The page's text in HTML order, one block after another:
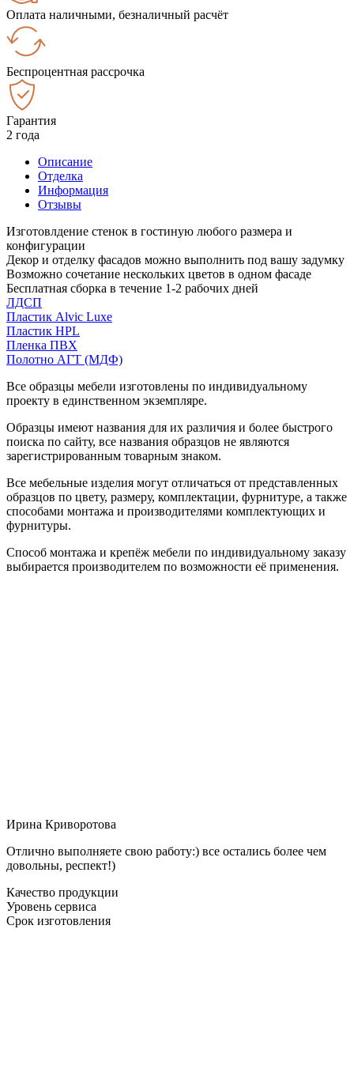
Оплата наличными, безналичный расчёт
Беспроцентная рассрочка
Гарантия
2 года
Описание
Отделка
Информация
Отзывы
Изготовлдение стенок в гостиную любого размера и
конфигурации
Декор и отделку фасадов можно выполнить под вашу задумку
Возможно сочетание нескольких цветов в одном фасаде
Бесплатная сборка в течение 1-2 рабочих дней
ЛДСП
Пластик Alvic Luxe
Пластик HPL
Пленка ПВХ
Полотно АГТ (МДФ)
Все образцы мебели изготовлены по индивидуальному
проекту в единственном экземпляре.
Образцы имеют названия для их различия и более быстрого
поиска по сайту, все названия образцов не являются
зарегистрированным товарным знаком.
Все мебельные изделия могут отличаться от представленных
образцов по цвету, размеру, комплектации, фурнитуре, а также
способами монтажа и производителями комплектующих и
фурнитуры.
Способ монтажа и крепёж мебели по индивидуальному заказу
выбирается производителем по возможности её применения.
Ирина Криворотова
Отлично выполняете свою работу:) все остались более чем
довольны, респект!)
Качество продукции
Уровень сервиса
Срок изготовления